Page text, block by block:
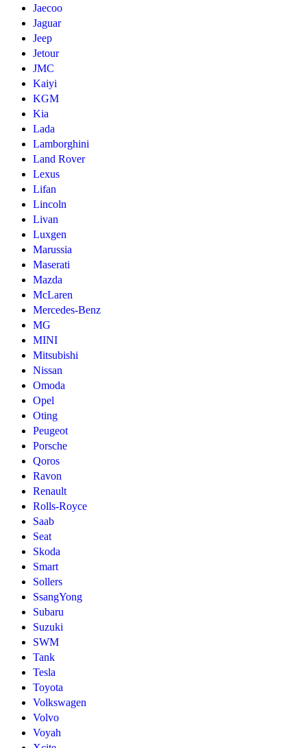
Jaecoo
Jaguar
Jeep
Jetour
JMC
Kaiyi
KGM
Kia
Lada
Lamborghini
Land Rover
Lexus
Lifan
Lincoln
Livan
Luxgen
Marussia
Maserati
Mazda
McLaren
Mercedes-Benz
MG
MINI
Mitsubishi
Nissan
Omoda
Opel
Oting
Peugeot
Porsche
Qoros
Ravon
Renault
Rolls-Royce
Saab
Seat
Skoda
Smart
Sollers
SsangYong
Subaru
Suzuki
SWM
Tank
Tesla
Toyota
Volkswagen
Volvo
Voyah